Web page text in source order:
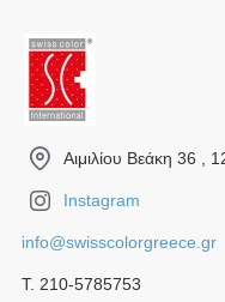
Αιμιλίου Βεάκη 36 ,
Instagram
info@swisscolorgreece.gr
Τ. 210-5785753